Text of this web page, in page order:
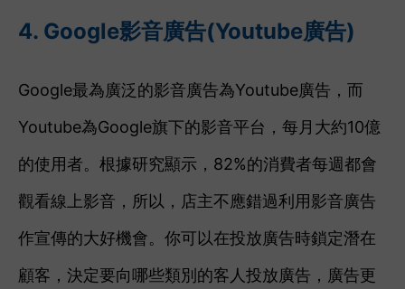
4. Google影音廣告(Youtube廣告)
Google最為廣泛的影音廣告為Youtube廣告，而
Youtube為Google旗下的影音平台，每月大約10億
的使用者。根據研究顯示， 82%的消費者每週都會
觀看線上影音，所以，店主不應錯過利用影音廣告
作宣傳的大好機會。你可以在投放廣告時鎖定潛在
顧客，決定要向哪些類別的客人投放廣告，廣告更